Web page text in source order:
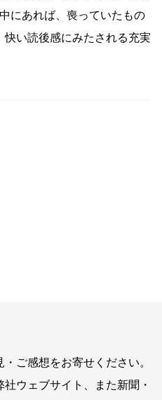
にあれば、喪っていたもの
快い読後感にみたされる充実
ご感想をお寄せください。
ウェブサイト、また新聞・